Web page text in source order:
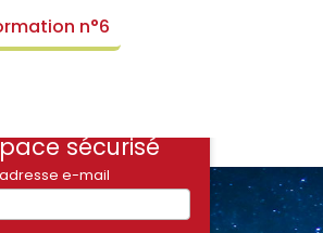
n°6
sécurisé
e-mail